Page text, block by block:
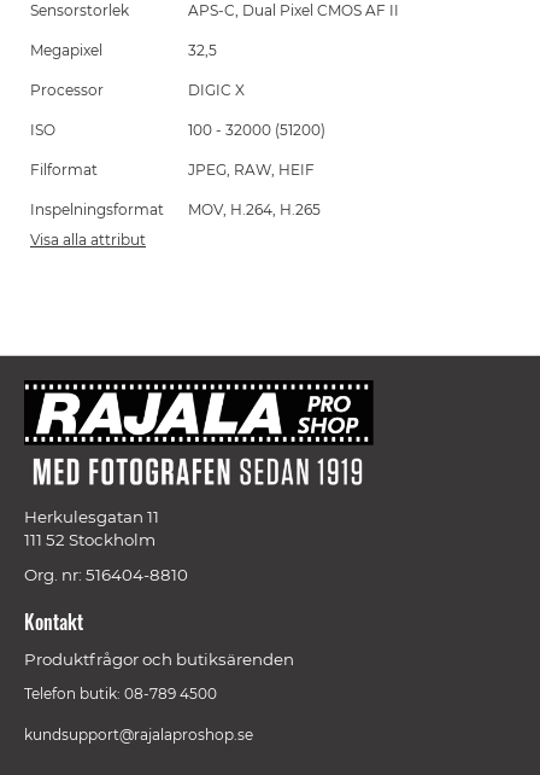
Sensorstorlek APS-C, Dual Pixel CMOS AF II
Megapixel 32,5
Processor DIGIC X
ISO 100 - 32000 (51200)
Filformat JPEG, RAW, HEIF
Inspelningsformat
MOV, H.264, H.265
Visa alla attribut
Herkulesgatan 11
111 52 Stockholm
Org. nr: 516404-8810
Kontakt
Produktfrågor och butiksärenden
Telefon butik: 08-789 4500
kundsupport@rajalaproshop.se